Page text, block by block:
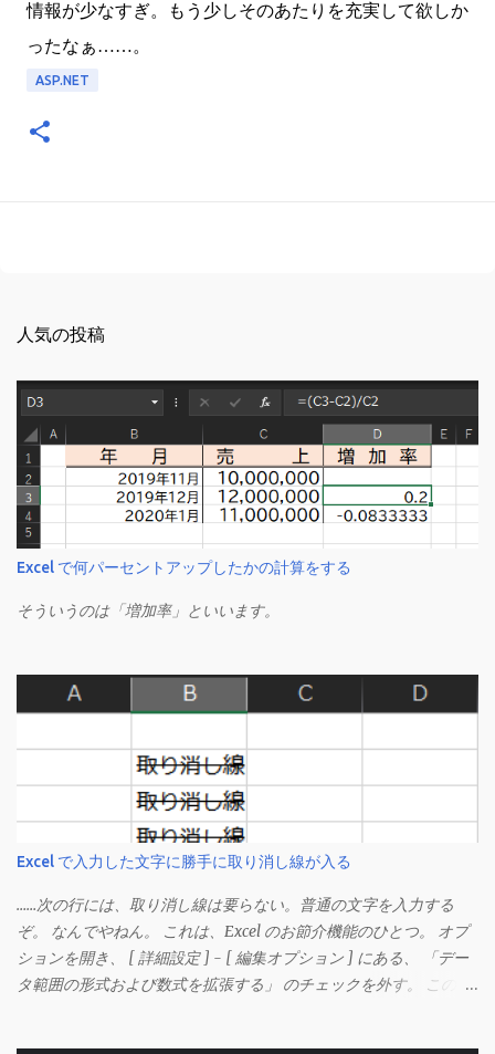
情報が少なすぎ。もう少しそのあたりを充実して欲しか
ったなぁ……。
ASP.NET
人気の投稿
Excel で何パーセントアップしたかの計算をする
そういうのは「増加率」といいます。
Excel で入力した文字に勝手に取り消し線が入る
……次の行には、取り消し線は要らない。普通の文字を入力する
ぞ。 なんでやねん。 これは、Excel のお節介機能のひとつ。 オプ
ションを開き、 [ 詳細設定 ] - [ 編集オプション ] にある、 「デー
タ範囲の形式および数式を拡張する」 のチェックを外す。 この機